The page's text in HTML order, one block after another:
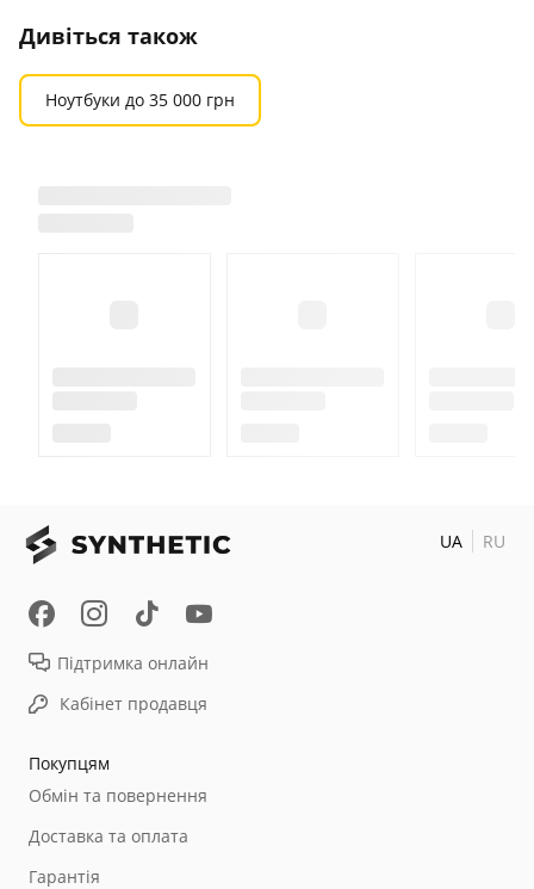
Дивіться також
Ноутбуки до 35 000 грн
Покупцям
Обмін та повернення
Доставка та оплата
Гарантія
Підтримка онлайн
Кабінет продавця
UA RU